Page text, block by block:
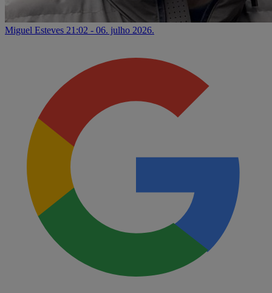
Miguel Esteves 21:02 - 06. julho 2026.